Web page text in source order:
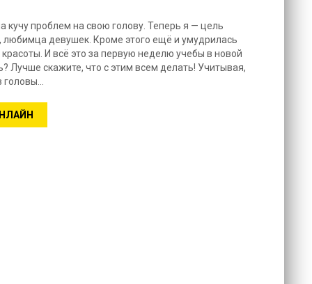
кучу проблем на свою голову. Теперь я — цель
любимца девушек. Кроме этого ещё и умудрилась
И всё это за первую неделю учебы в новой
Лучше скажите, что с этим всем делать! Учитывая,